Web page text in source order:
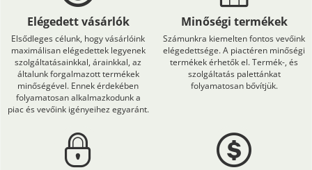
Elégedett vásárlók
Elsődleges célunk, hogy vásárlóink
maximálisan elégedettek legyenek
szolgáltatásainkkal, árainkkal, az
általunk forgalmazott termékek
minőségével. Ennek érdekében
folyamatosan alkalmazkodunk a
piac és vevőink igényeihez egyaránt.
Minőségi termékek
Számunkra kiemelten fontos vevőink
elégedettsége. A piactéren minőségi
termékek érhetők el. Termék-, és
szolgáltatás palettánkat
folyamatosan bővítjük.